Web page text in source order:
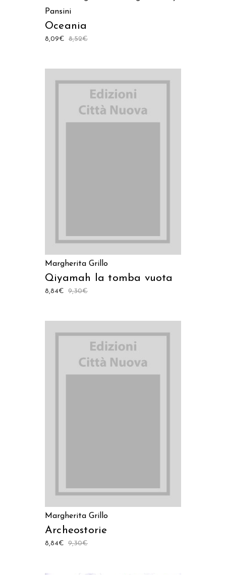
Pansini
Oceania
8,52€
8,09€
Margherita Grillo
Qiyamah la tomba vuota
9,30€
8,84€
Margherita Grillo
Archeostorie
9,30€
8,84€